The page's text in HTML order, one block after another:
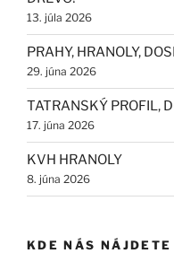
13. júla 2026
PRAHY, HRANOLY,
29. júna 2026
TATRANSKÝ PROFIL,
17. júna 2026
KVH HRANOLY
8. júna 2026
KDE NÁS NÁJDETE